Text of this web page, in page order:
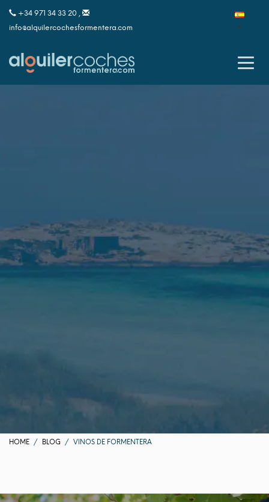
+34 971 34 33 20 ,
info@alquilercochesformentera.com
HOME BLOG VINOS DE FORMENTERA